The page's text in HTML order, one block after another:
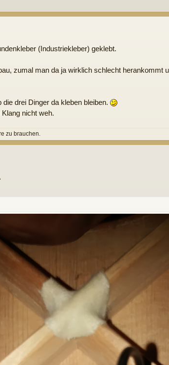
(Industriekleber) geklebt.
zumal man da ja wirklich schlecht herankommt
drei Dinger da kleben bleiben.
nicht weh.
zu brauchen.